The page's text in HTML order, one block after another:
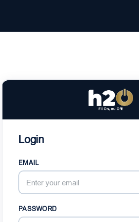
Login
EMAIL
PASSWORD